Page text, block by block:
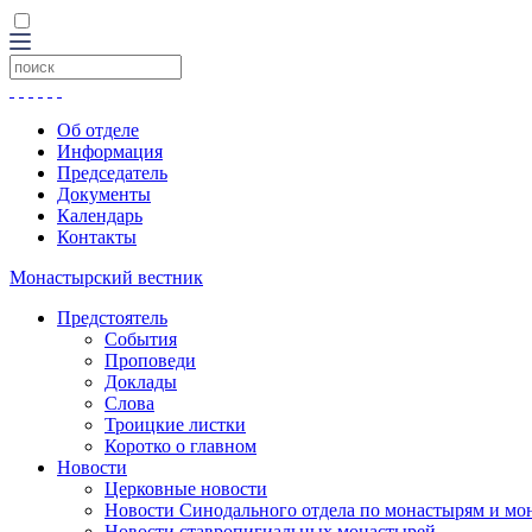
Об отделе
Информация
Председатель
Документы
Календарь
Контакты
Монастырский вестник
Предстоятель
События
Проповеди
Доклады
Слова
Троицкие листки
Коротко о главном
Новости
Церковные новости
Новости Синодального отдела по монастырям и